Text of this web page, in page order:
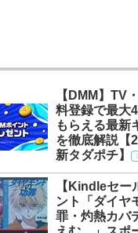
【DMM】TV
料登録で最大
もらえる最新
を徹底解説【
新タダポチ】
【Kindleセー
ント「ダイヤ
罪・灼熱カバ